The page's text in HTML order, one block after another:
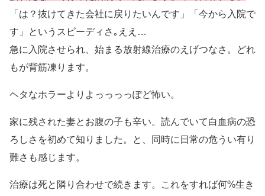
「は？抜けてきた会社に戻りたいんです」「今から入院で
す」というスピーディさ｡ええ…
急に入院させられ、始まる放射線治療のえげつなさ。どれ
もが背筋凍ります。
ヘタなホラーよりよっっっっぽど怖い。
家に残された妻とお腹の子も辛い。読んでいて白血病の恐
ろしさを初めて知りました。と、同時に日常の危うい有り
難さも感じます。
治療は死と隣り合わせで続きます。これをすれば何%生き